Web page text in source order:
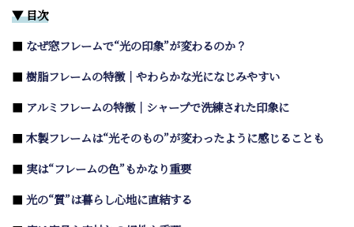
▼ 目次
■ なぜ窓フレームで“光の印象”が変わるのか？
■ 樹脂フレームの特徴｜やわらかな光になじみやすい
■ アルミフレームの特徴｜シャープで洗練された印象に
■ 木製フレームは“光そのもの”が変わったように感じることも
■ 実は“フレームの色”もかなり重要
■ 光の“質”は暮らし心地に直結する